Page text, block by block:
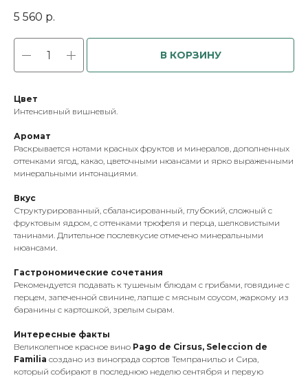
5 560 р.
В КОРЗИНУ
Цвет
Интенсивный вишневый.
Аромат
Раскрывается нотами красных фруктов и минералов, дополненных
оттенками ягод, какао, цветочными нюансами и ярко выраженными
минеральными интонациями.
Вкус
Структурированный, сбалансированный, глубокий, сложный с
фруктовым ядром, с оттенками трюфеля и перца, шелковистыми
танинами. Длительное послевкусие отмечено минеральными
нюансами.
Гастрономические сочетания
Рекомендуется подавать к тушеным блюдам с грибами, говядине с
перцем, запеченной свинине, лапше с мясным соусом, жаркому из
баранины с картошкой, зрелым сырам.
Интересные факты
Великолепное красное вино Pago de Cirsus, Seleccion de
Familia создано из винограда сортов Темпранильо и Сира,
который собирают в последнюю неделю сентября и первую